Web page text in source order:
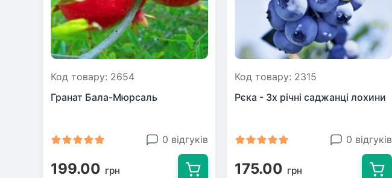
Код товару: 2654
Гранат Бала-Мюрсаль
0 відгуків
199.00 грн
Код товару: 2315
Рєка - 3х річні саджанці лохини
0 відгуків
175.00 грн